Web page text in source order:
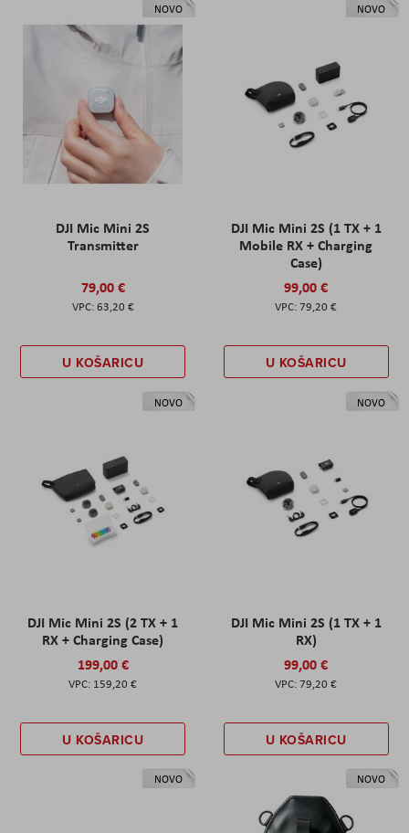
NOVO
DJI Mic Mini 2S
Transmitter
79,00 €
63,20 €
U KOŠARICU
NOVO
DJI Mic Mini 2S (1 TX + 1
Mobile RX + Charging
Case)
99,00 €
79,20 €
U KOŠARICU
NOVO
DJI Mic Mini 2S (2 TX + 1
RX + Charging Case)
199,00 €
159,20 €
U KOŠARICU
NOVO
DJI Mic Mini 2S (1 TX + 1
RX)
99,00 €
79,20 €
U KOŠARICU
NOVO NOVO